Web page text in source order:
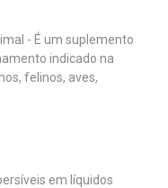
- É um suplemento
indicado na
felinos, aves,
em líquidos